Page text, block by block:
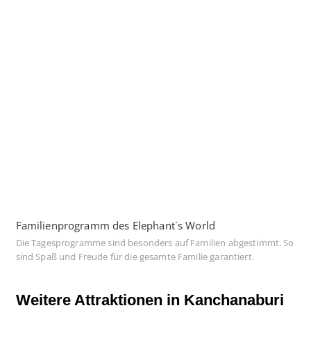
Familienprogramm des Elephant´s World
Die Tagesprogramme sind besonders auf Familien abgestimmt. So
sind Spaß und Freude für die gesamte Familie garantiert.
Weitere Attraktionen in Kanchanaburi